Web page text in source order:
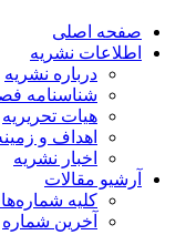
صفحه اصلی
اطلاعات نشریه
درباره نشریه
شناسنامه
هیات تحریریه
اهداف و زمینه‌ها
اخبار نشریه
آرشیو مقالات
کلیه شماره‌های
آخرین شماره